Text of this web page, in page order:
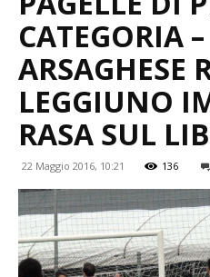
CATEGORIA
ARSAGHESE
LEGGIUNO
RASA SUL
22 Maggio 2016, 10:21 136